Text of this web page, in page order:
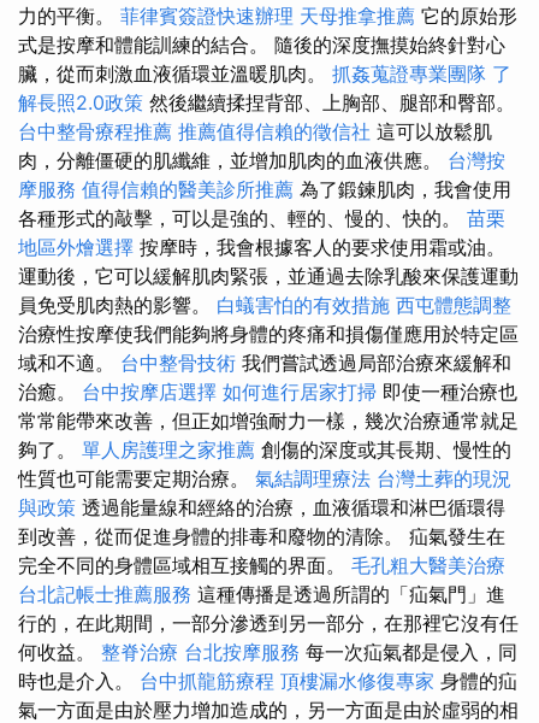
力的平衡。 菲律賓簽證快速辦理 天母推拿推薦 它的原始形
式是按摩和體能訓練的結合。 隨後的深度撫摸始終針對心
臟，從而刺激血液循環並溫暖肌肉。 抓姦蒐證專業團隊 了
解長照2.0政策 然後繼續揉捏背部、上胸部、腿部和臀部。
台中整骨療程推薦 推薦值得信賴的徵信社 這可以放鬆肌
肉，分離僵硬的肌纖維，並增加肌肉的血液供應。 台灣按
摩服務 值得信賴的醫美診所推薦 為了鍛鍊肌肉，我會使用
各種形式的敲擊，可以是強的、輕的、慢的、快的。 苗栗
地區外燴選擇 按摩時，我會根據客人的要求使用霜或油。
運動後，它可以緩解肌肉緊張，並通過去除乳酸來保護運動
員免受肌肉熱的影響。 白蟻害怕的有效措施 西屯體態調整
治療性按摩使我們能夠將身體的疼痛和損傷僅應用於特定區
域和不適。 台中整骨技術 我們嘗試透過局部治療來緩解和
治癒。 台中按摩店選擇 如何進行居家打掃 即使一種治療也
常常能帶來改善，但正如增強耐力一樣，幾次治療通常就足
夠了。 單人房護理之家推薦 創傷的深度或其長期、慢性的
性質也可能需要定期治療。 氣結調理療法 台灣土葬的現況
與政策 透過能量線和經絡的治療，血液循環和淋巴循環得
到改善，從而促進身體的排毒和廢物的清除。 疝氣發生在
完全不同的身體區域相互接觸的界面。 毛孔粗大醫美治療
台北記帳士推薦服務 這種傳播是透過所謂的「疝氣門」進
行的，在此期間，一部分滲透到另一部分，在那裡它沒有任
何收益。 整脊治療 台北按摩服務 每一次疝氣都是侵入，同
時也是介入。 台中抓龍筋療程 頂樓漏水修復專家 身體的疝
氣一方面是由於壓力增加造成的，另一方面是由於虛弱的相